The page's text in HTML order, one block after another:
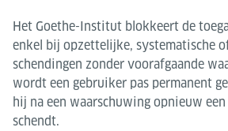
Het Goethe-Institut blokkeert de
enkel bij opzettelijke, systematische
schendingen zonder voorafgaande
wordt een gebruiker pas permanent
hij na een waarschuwing opnieuw een
schendt.